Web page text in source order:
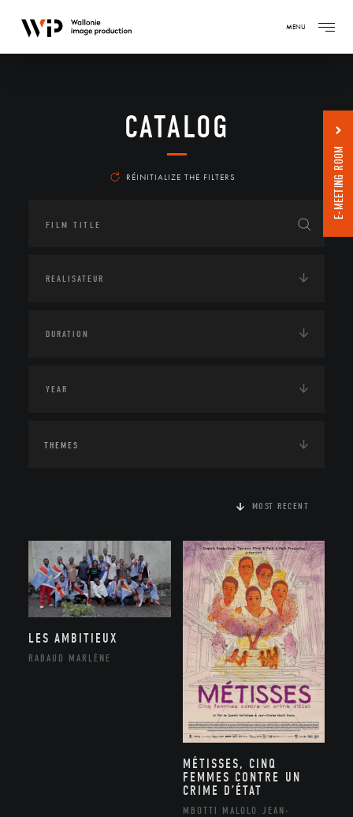
MENU
CATALOG
RÉINITIALIZE THE FILTERS
THEMES
MOST RECENT
LES AMBITIEUX
RABAUD MARLÈNE
MÉTISSES, CINQ
FEMMES CONTRE UN
CRIME D’ÉTAT
MBOTTI MALOLO JEAN-
E-MEETING ROOM